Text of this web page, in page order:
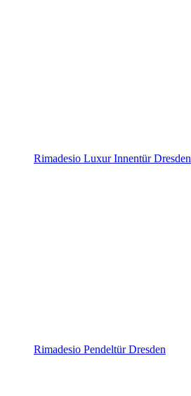
Rimadesio Luxur Innentür Dresden
Rimadesio Pendeltür Dresden